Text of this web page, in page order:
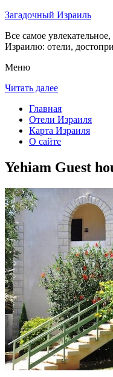
Загадочный Израиль
Все самое
Израилю: отели,
Меню
Читать далее
Главная
Отели Израиля
Карта Израиля
О сайте
Yehiam Guest